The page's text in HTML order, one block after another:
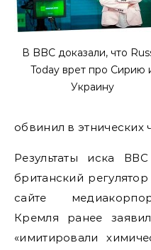
В BBC доказали, что
Today врет про Сирию
Украину
обвинил в этнических
Результаты иска
британский
сайте
Кремля ранее
«имитировали